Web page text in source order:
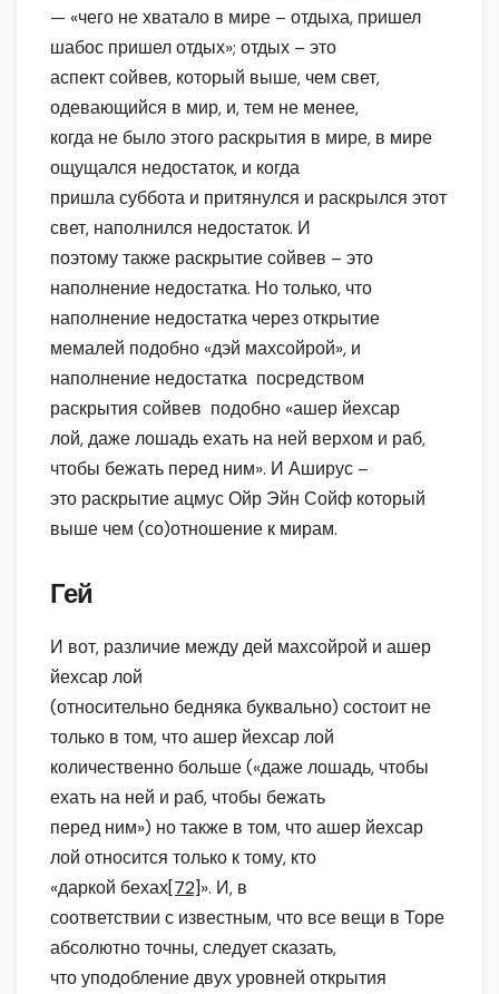
— «чего не хватало в мире – отдыха, пришел
шабос пришел отдых»; отдых – это
аспект сойвев, который выше, чем свет,
одевающийся в мир, и, тем не менее,
когда не было этого раскрытия в мире, в мире
ощущался недостаток, и когда
пришла суббота и притянулся и раскрылся этот
свет, наполнился недостаток. И
поэтому также раскрытие сойвев – это
наполнение недостатка. Но только, что
наполнение недостатка через открытие
мемалей подобно «дэй махсойрой», и
наполнение недостатка посредством
раскрытия сойвев подобно «ашер йехсар
лой, даже лошадь ехать на ней верхом и раб,
чтобы бежать перед ним». И Аширус –
это раскрытие ацмус Ойр Эйн Сойф который
выше чем (со)отношение к мирам.
Гей
И вот, различие между дей махсойрой и ашер
йехсар лой
(относительно бедняка буквально) состоит не
только в том, что ашер йехсар лой
количественно больше («даже лошадь, чтобы
ехать на ней и раб, чтобы бежать
перед ним») но также в том, что ашер йехсар
лой относится только к тому, кто
«даркой бехах[72]». И, в
соответствии с известным, что все вещи в Торе
абсолютно точны, следует сказать,
что уподобление двух уровней открытия